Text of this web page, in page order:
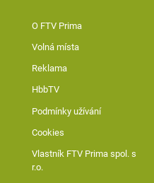
O FTV Prima
Volná místa
Reklama
HbbTV
Podmínky užívání
Cookies
Vlastník FTV Prima spol. s
r.o.